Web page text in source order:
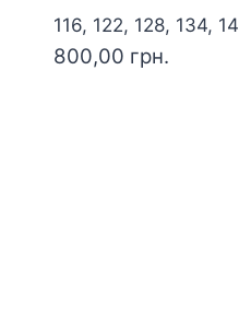
116, 122, 128, 134,
800,00 грн.